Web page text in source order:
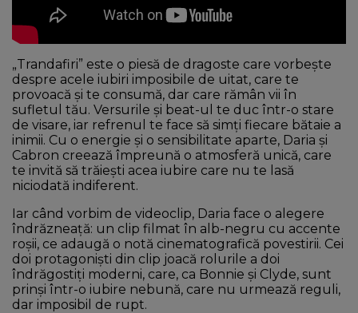
„Trandafiri” este o piesă de dragoste care vorbește
despre acele iubiri imposibile de uitat, care te
provoacă și te consumă, dar care rămân vii în
sufletul tău. Versurile și beat-ul te duc într-o stare
de visare, iar refrenul te face să simți fiecare bătaie a
inimii. Cu o energie și o sensibilitate aparte, Daria și
Cabron creează împreună o atmosferă unică, care
te invită să trăiești acea iubire care nu te lasă
niciodată indiferent.
Iar când vorbim de videoclip, Daria face o alegere
îndrăzneață: un clip filmat în alb-negru cu accente
roșii, ce adaugă o notă cinematografică povestirii. Cei
doi protagoniști din clip joacă rolurile a doi
îndrăgostiți moderni, care, ca Bonnie și Clyde, sunt
prinși într-o iubire nebună, care nu urmează reguli,
dar imposibil de rupt.